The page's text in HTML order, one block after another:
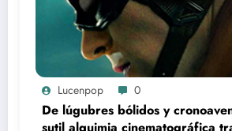
Lucenpop 0
De lúgubres bólidos y